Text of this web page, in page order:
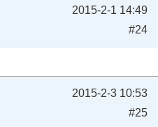
2015-2-1 14:49
#24
2015-2-3 10:53
#25